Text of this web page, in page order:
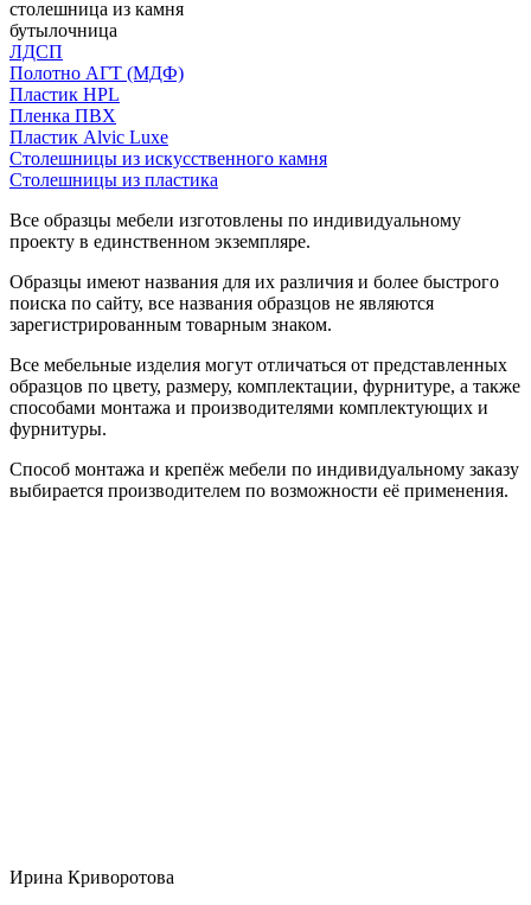
столешница из камня
бутылочница
ЛДСП
Полотно АГТ (МДФ)
Пластик HPL
Пленка ПВХ
Пластик Alvic Luxe
Столешницы из искусственного камня
Столешницы из пластика
Все образцы мебели изготовлены по индивидуальному
проекту в единственном экземпляре.
Образцы имеют названия для их различия и более быстрого
поиска по сайту, все названия образцов не являются
зарегистрированным товарным знаком.
Все мебельные изделия могут отличаться от представленных
образцов по цвету, размеру, комплектации, фурнитуре, а также
способами монтажа и производителями комплектующих и
фурнитуры.
Способ монтажа и крепёж мебели по индивидуальному заказу
выбирается производителем по возможности её применения.
Ирина Криворотова